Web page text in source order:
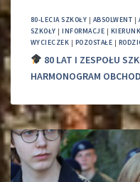
80-LECIA SZKOŁY | ABSOLWENT |
SZKOŁY |INFORMACJE |
WYCIECZEK | POZOSTAŁE |
80 LAT I ZESPOŁU
HARMONOGRAM